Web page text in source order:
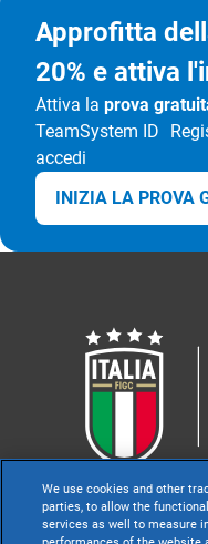
Approfitta
20% e attiva
Attiva la prova
TeamSystem ID
accedi
INIZIA LA PROVA
We use cookies and other
parties, to allow the
services as well to measure